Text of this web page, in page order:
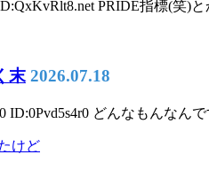
PRIDE指標(笑)
末 2026.07.18
ID:0Pvd5s4r0 どんなもんな